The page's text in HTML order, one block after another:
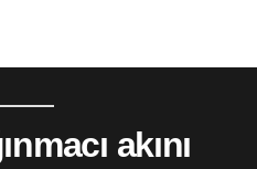
akını